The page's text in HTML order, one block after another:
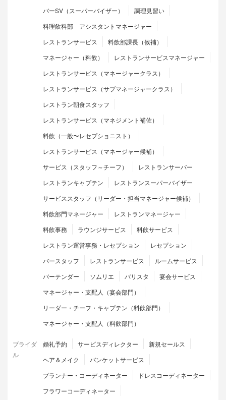
バーSV（スーパーバイザー）
調理見習い
料理飲料部 アシスタントマネージャー
レストランサービス
料飲部課長（候補）
マネージャー（料飲）
レストランサービスマネージャー
レストランサービス（マネージャークラス）
レストランサービス（サブマネージャークラス）
レストラン朝食スタッフ
レストランサービス（マネジメント補佐）
料飲（一般〜レセプショニスト）
レストランサービス（マネージャー候補）
サービス（スタッフ～チーフ）
レストランサーバー
レストランキャプテン
レストランスーパーバイザー
サービススタッフ（リーダー・担当マネージャー候補）
料飲部門マネージャー
レストランマネージャー
料飲事務
ラウンジサービス
料飲サービス
レストラン運営事務・レセプション
レセプション
バースタッフ
レストランサービス
ルームサービス
バーテンダー
ソムリエ バリスタ
宴会サービス
マネージャー・支配人（宴会部門）
リーダー・チーフ・キャプテン（料飲部門）
マネージャー・支配人（料飲部門）
ブライダ
ル
婚礼予約 サービスディレクター
新規セールス
ヘア＆メイク
バンケットサービス
プランナー・コーディネーター
ドレスコーディネーター
フラワーコーディネーター